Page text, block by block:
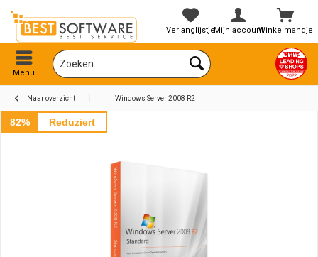
Winkelmandje
VerlanglijstjeMijn account
Menu
Naar overzicht Windows Server 2008 R2
82% Reduziert